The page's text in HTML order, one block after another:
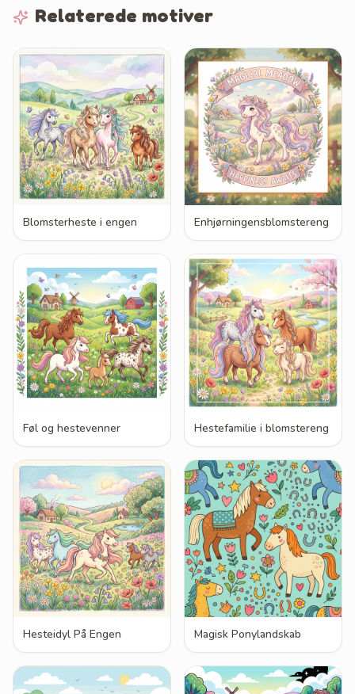
Relaterede motiver
Blomsterheste i engen Enhjørningensblomstereng
Føl og hestevenner Hestefamilie i blomstereng
Hesteidyl På Engen Magisk Ponylandskab